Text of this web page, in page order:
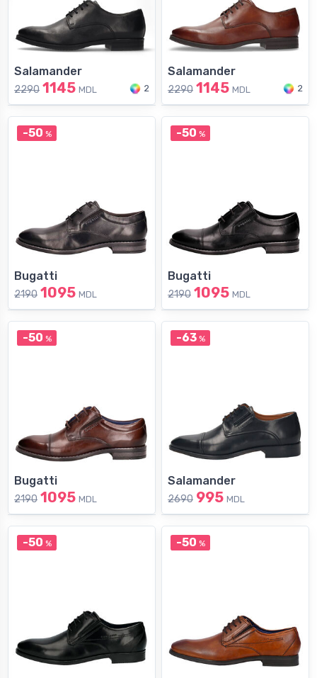
Salamander
2290 1145 MDL 2
Salamander
2290 1145 MDL 2
-50 %
Bugatti
2190 1095 MDL
-50 %
Bugatti
2190 1095 MDL
-50 %
Bugatti
2190 1095 MDL
-63%
Salamander
2690 995 MDL
-50 % -50 %